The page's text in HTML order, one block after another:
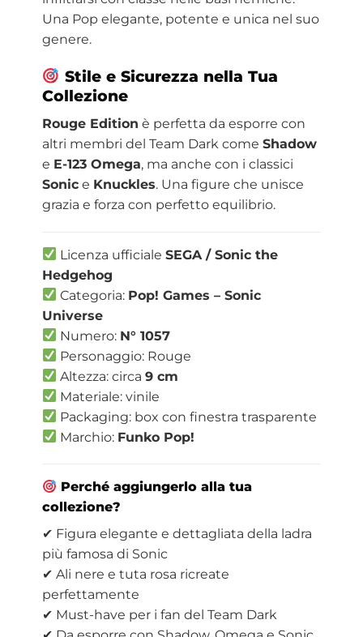
Una Pop elegante, potente e unica nel suo
genere.
Stile e Sicurezza nella Tua
Collezione
Rouge Edition è perfetta da esporre con
altri membri del Team Dark come Shadow
e E-123 Omega, ma anche con i classici
Sonice Knuckles. Una figure che unisce
grazia e forza con perfetto equilibrio.
Licenza ufficialeSEGA / Sonic the
Hedgehog
Categoria: Pop! Games – Sonic
Universe
Numero: N° 1057
Personaggio: Rouge
Altezza: circa9 cm
Materiale: vinile
Packaging: box con finestra trasparente
Marchio: Funko Pop!
Perché aggiungerlo alla tua
collezione?
✔ Figura elegante e dettagliata della ladra
più famosa di Sonic
✔ Ali nere e tuta rosa ricreate
perfettamente
✔ Must-have per i fan del Team Dark